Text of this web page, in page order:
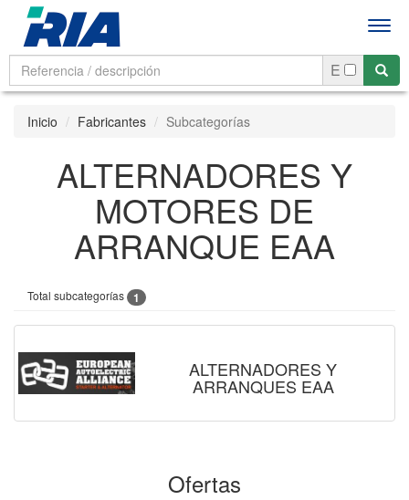
E
Inicio Fabricantes Subcategorías
ALTERNADORES Y
MOTORES DE
ARRANQUE EAA
Total subcategorías 1
ALTERNADORES Y
ARRANQUES EAA
Ofertas